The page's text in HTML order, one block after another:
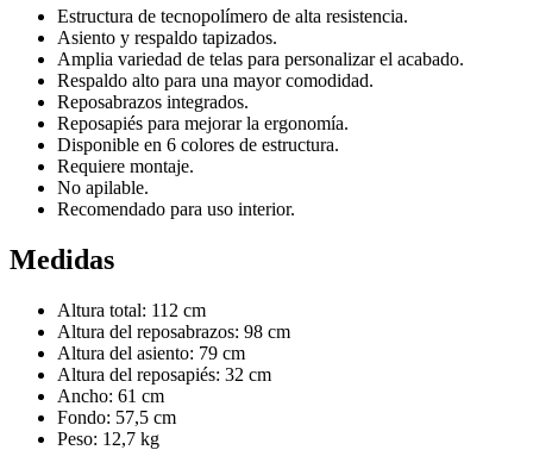
Estructura de tecnopolímero de alta resistencia.
Asiento y respaldo tapizados.
Amplia variedad de telas para personalizar el acabado.
Respaldo alto para una mayor comodidad.
Reposabrazos integrados.
Reposapiés para mejorar la ergonomía.
Disponible en 6 colores de estructura.
Requiere montaje.
No apilable.
Recomendado para uso interior.
Medidas
Altura total: 112 cm
Altura del reposabrazos: 98 cm
Altura del asiento: 79 cm
Altura del reposapiés: 32 cm
Ancho: 61 cm
Fondo: 57,5 cm
Peso: 12,7 kg